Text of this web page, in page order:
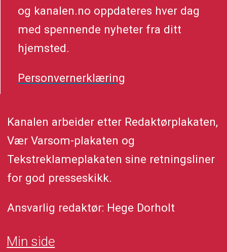
og kanalen.no oppdateres hver dag
med spennende nyheter fra ditt
hjemsted.
Personvernerklæring
Kanalen arbeider etter Redaktørplakaten,
Vær Varsom-plakaten og
Tekstreklameplakaten sine retningsliner
for god presseskikk.
Ansvarlig redaktør: Hege Dorholt
Min side